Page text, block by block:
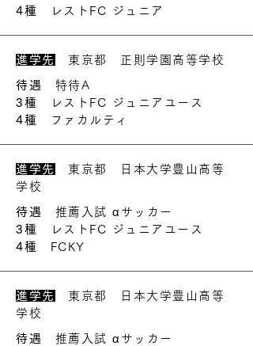
4種
レストFC ジュニア
進学先 東京都 正則学園高等学校
待遇 特待A
3種
レストFC ジュニアユース
4種
ファカルティ
進学先
東京都 日本大学豊山高等
学校
待遇 推薦入試 αサッカー
3種
レストFC ジュニアユース
4種
FCKY
進学先
東京都 日本大学豊山高等
学校
待遇 推薦入試 αサッカー